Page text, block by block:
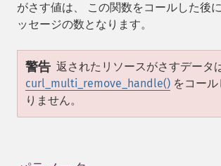
がさす値は、 この関数をコールした後
ッセージの数となります。
警告 返されたリソースがさすデータ
curl_multi_remove_handle() をコー
りません。